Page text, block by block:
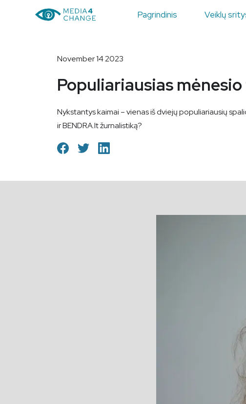
Pagrindinis Veiklų
November 14 2023
Populiariausias
Nykstantys kaimai – vienas iš dviejų populiariausių
ir BENDRA.lt žurnalistiką?